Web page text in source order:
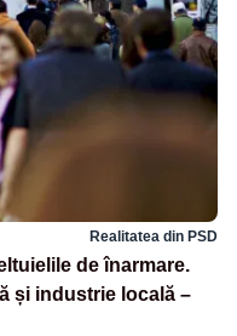
Realitatea din PSD
de înarmare.
și industrie locală –